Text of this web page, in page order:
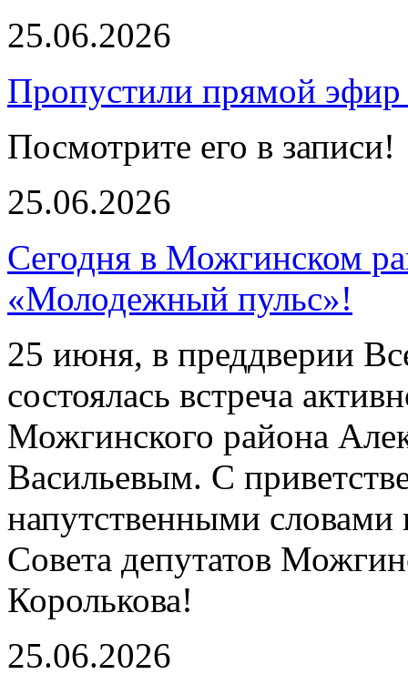
25.06.2026
Пропустили прямой
Посмотрите его в записи!
25.06.2026
Сегодня в Можгинском
«Молодежный пульс»!
25 июня, в преддверии
состоялась встреча
Можгинского района
Васильевым. С
напутственными словами
Совета депутатов
Королькова!
25.06.2026